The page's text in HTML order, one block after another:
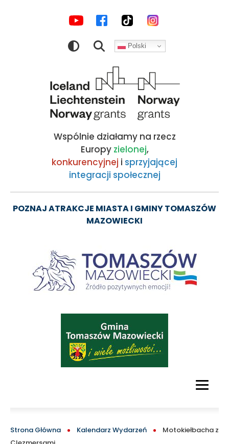
Motokiełbacha
Clezmersami
Kocham
Tomaszów!
oficjalny
turystyczny
Tomaszowa
Mazowieckiego
wyszukiwarki
Wspólnie działamy na rzecz
Europy zielonej,
konkurencyjnej i sprzyjającej
integracji społecznej
SPOŁECZNOŚCIOWEPolski
POZNAJ ATRAKCJE MIASTA I GMINY TOMASZÓW
MAZOWIECKI
BLOCK
ŚCIEŻKA
Strona Główna Kalendarz Wydarzeń
Motokiełbacha z